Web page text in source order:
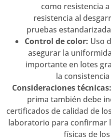
como resistencia
resistencia al
pruebas
Control de color: Uso
asegurar la
importante en lotes
la
Consideraciones técnicas:
prima también debe
certificados de calidad de
laboratorio para confirmar
físicas de